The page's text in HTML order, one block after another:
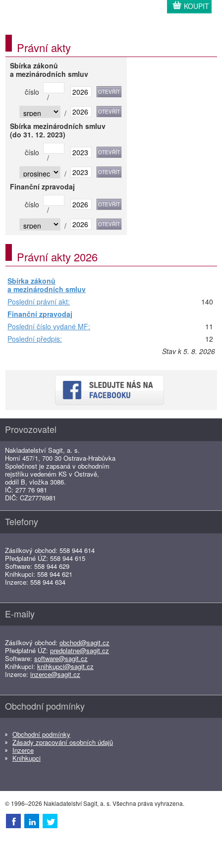
KOUPIT
Právní akty
Sbírka zákonů
a mezinárodních smluv
číslo
/
/
Sbírka mezinárodních smluv
(do 31. 12. 2023)
číslo
/
/
Finanční zpravodaj
číslo
/
/
Právní akty 2026
Sbírka zákonů
a mezinárodních smluv
Poslední právní akt:
140
Finanční zpravodaj
Poslední číslo vydané MF:
11
Poslední předpis:
12
Stav k 5. 8. 2026
Provozovatel
Nakladatelství Sagit, a. s.
Horní 457/1, 700 30 Ostrava-Hrabůvka
Společnost je zapsaná v obchodním
rejstříku vedeném KS v Ostravě,
oddíl B, vložka 3086.
IČ: 277 76 981
DIČ: CZ27776981
Telefony
Zásilkový obchod: 558 944 614
Předplatné ÚZ: 558 944 615
Software: 558 944 629
Knihkupci: 558 944 621
Inzerce: 558 944 634
E-maily
Zásilkový obchod: obchod@sagit.cz
Předplatné ÚZ: predplatne@sagit.cz
Software: software@sagit.cz
Knihkupci: knihkupci@sagit.cz
Inzerce: inzerce@sagit.cz
Obchodní podmínky
Obchodní podmínky
Zásady zpracování osobních údajů
Inzerce
Knihkupci
© 1996–2026 Nakladatelství Sagit, a. s. Všechna práva vyhrazena.